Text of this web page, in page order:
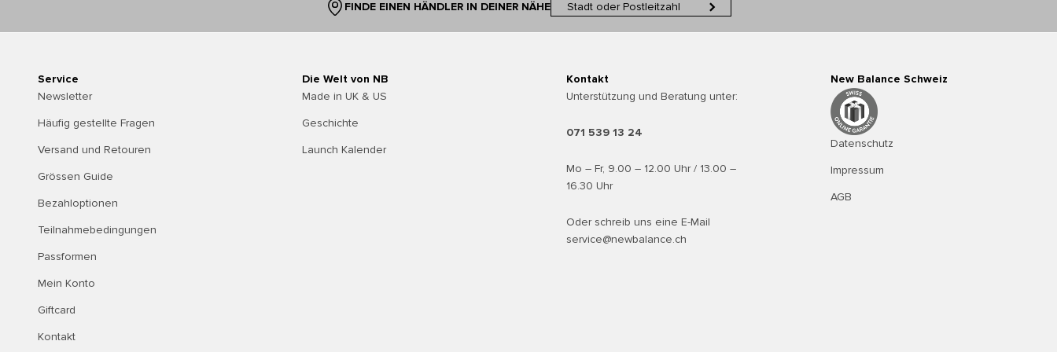
FINDE EINEN HÄNDLER IN DEINER NÄHE
Service
Newsletter
Häufig gestellte Fragen
Versand und Retouren
Grössen Guide
Bezahloptionen
Teilnahmebedingungen
Passformen
Mein Konto
Giftcard
Kontakt
Die Welt von NB
Made in UK & US
Geschichte
Launch Kalender
Kontakt
Unterstützung und Beratung unter:
071 539 13 24
Mo – Fr, 9.00 – 12.00 Uhr / 13.00 –
16.30 Uhr
Oder schreib uns eine E-Mail
service@newbalance.ch
New Balance Schweiz
Datenschutz
Impressum
AGB